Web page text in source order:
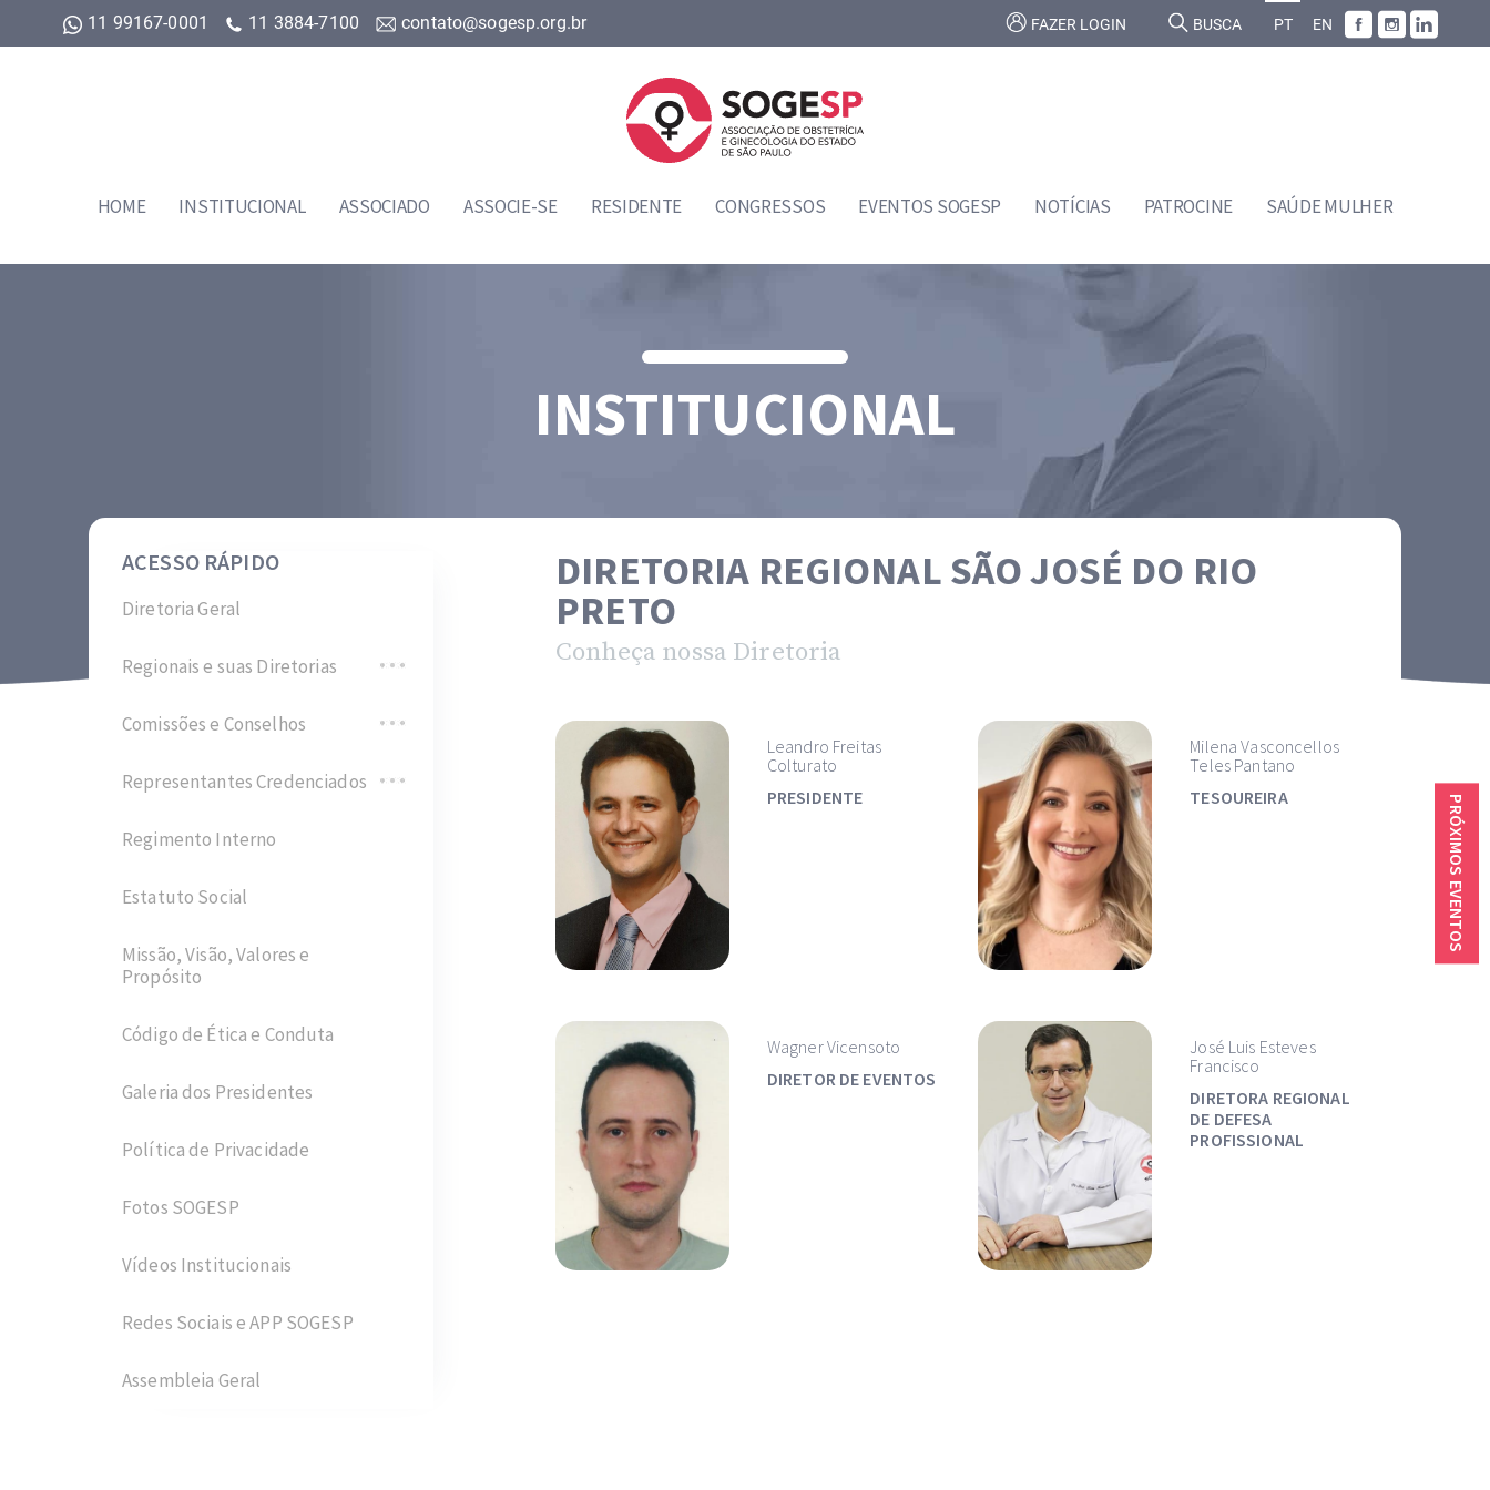
11 99167-0001 11 3884-7100 contato@sogesp.org.br FAZER LOGIN BUSCA PT EN
HOME INSTITUCIONAL ASSOCIADO ASSOCIE-SE RESIDENTE CONGRESSOS EVENTOS SOGESP NOTÍCIAS PATROCINE SAÚDE MULHER
INSTITUCIONAL
ACESSO RÁPIDO
Diretoria Geral
Regionais e suas Diretorias
Comissões e Conselhos
Representantes Credenciados
Regimento Interno
Estatuto Social
Missão, Visão, Valores e
Propósito
Código de Ética e Conduta
Galeria dos Presidentes
Política de Privacidade
Fotos SOGESP
Vídeos Institucionais
Redes Sociais e APP SOGESP
Assembleia Geral
DIRETORIA REGIONAL SÃO JOSÉ DO RIO
PRETO
Conheça nossa Diretoria
Leandro Freitas
Colturato
PRESIDENTE
Milena Vasconcellos
Teles Pantano
TESOUREIRA
Wagner Vicensoto
DIRETOR DE EVENTOS
José Luis Esteves
Francisco
DIRETORA REGIONAL
DE DEFESA
PROFISSIONAL
PRÓXIMOS EVENTOS